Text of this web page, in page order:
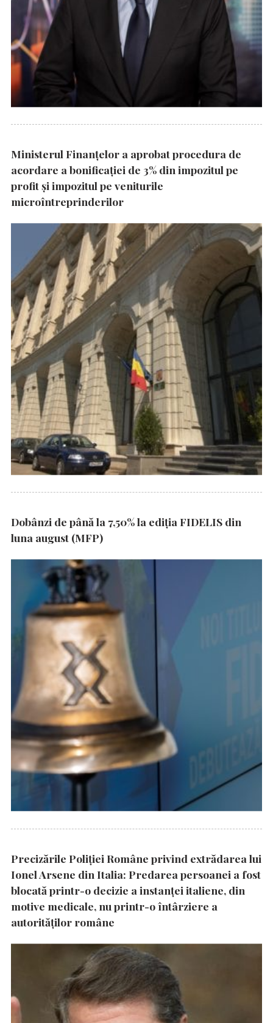
Ministerul Finanțelor a aprobat procedura de
acordare a bonificației de 3% din impozitul pe
profit și impozitul pe veniturile
microîntreprinderilor
Dobânzi de până la 7,50% la ediția FIDELIS din
luna august (MFP)
Precizările Poliţiei Române privind extrădarea lui
Ionel Arsene din Italia: Predarea persoanei a fost
blocată printr-o decizie a instanţei italiene, din
motive medicale, nu printr-o întârziere a
autorităţilor române